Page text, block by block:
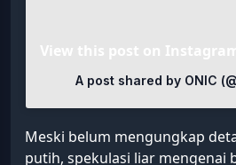
View this post on
A post shared by ONIC
Meski belum mengungkap
putih, spekulasi liar mengenai